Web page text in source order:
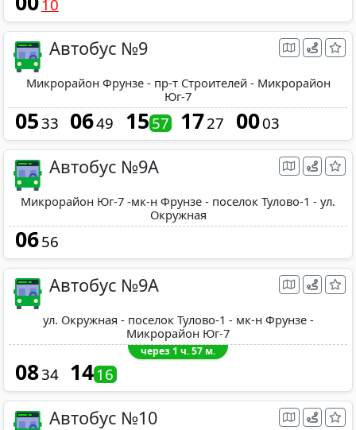
10
Автобус №9
Микрорайон Фрунзе - пр-т Строителей - Микрорайон
Юг-7
0533 0649 1557 1727 0003
Автобус №9А
Микрорайон Юг-7 -мк-н Фрунзе - поселок Тулово-1 - ул.
Окружная
0656
Автобус №9А
ул. Окружная - поселок Тулово-1 - мк-н Фрунзе -
Микрорайон Юг-7
через 1 ч. 57 м.
0834 1416
Автобус №10